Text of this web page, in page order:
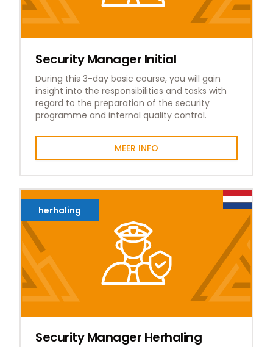
Security Manager Initial
During this 3-day basic course, you will gain
insight into the responsibilities and tasks with
regard to the preparation of the security
programme and internal quality control.
MEER INFO
herhaling
Security Manager Herhaling